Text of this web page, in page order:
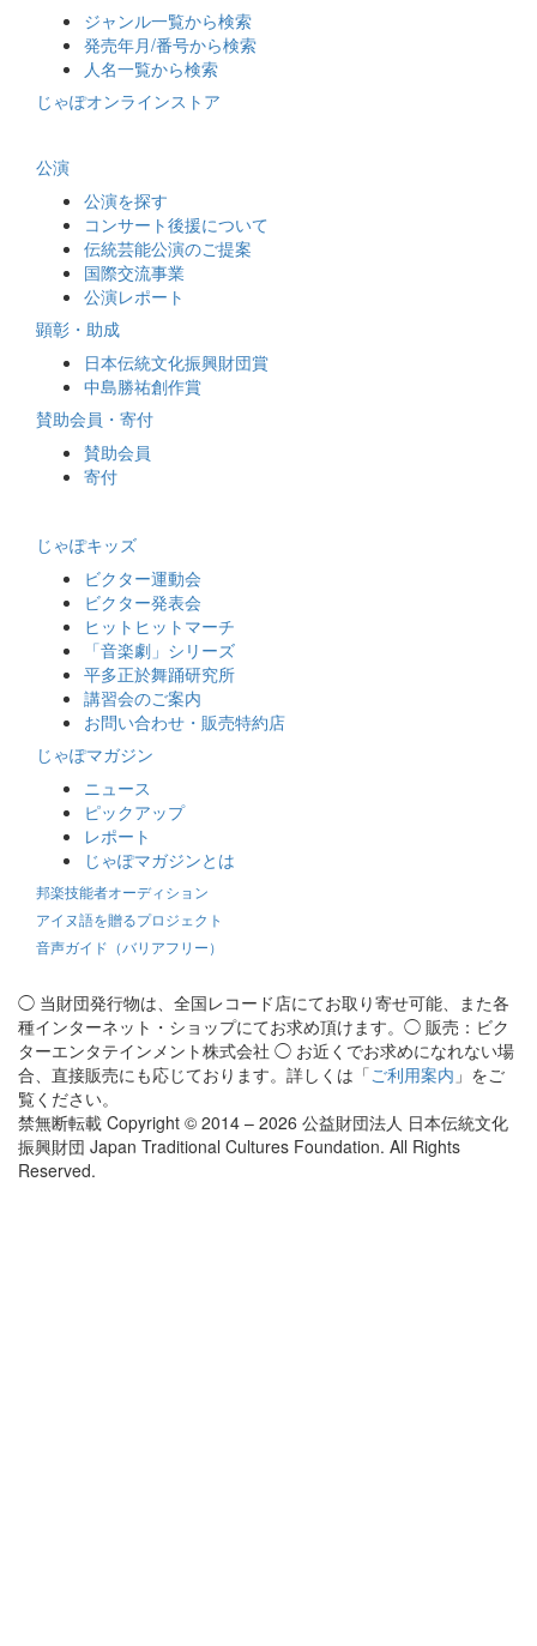
ジャンル一覧から検索
発売年月/番号から検索
人名一覧から検索
じゃぽオンラインストア
公演
公演を探す
コンサート後援について
伝統芸能公演のご提案
国際交流事業
公演レポート
顕彰・助成
日本伝統文化振興財団賞
中島勝祐創作賞
賛助会員・寄付
賛助会員
寄付
じゃぽキッズ
ビクター運動会
ビクター発表会
ヒットヒットマーチ
「音楽劇」シリーズ
平多正於舞踊研究所
講習会のご案内
お問い合わせ・販売特約店
じゃぽマガジン
ニュース
ピックアップ
レポート
じゃぽマガジンとは
邦楽技能者オーディション
アイヌ語を贈るプロジェクト
音声ガイド（バリアフリー）
◯ 当財団発行物は、全国レコード店にてお取り寄せ可能、また各
種インターネット・ショップにてお求め頂けます。◯ 販売：ビク
ターエンタテインメント株式会社 ◯ お近くでお求めになれない場
合、直接販売にも応じております。詳しくは「ご利用案内 」をご
覧ください。
禁無断転載 Copyright © 2014 – 2026 公益財団法人 日本伝統文化
振興財団 Japan Traditional Cultures Foundation. All Rights
Reserved.